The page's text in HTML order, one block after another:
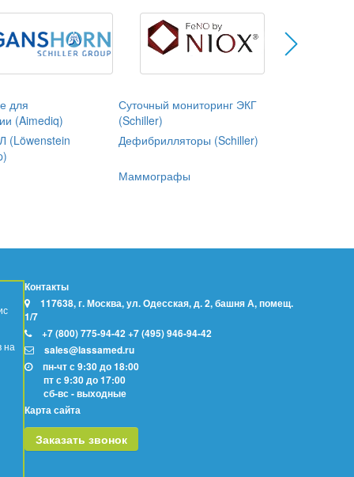
для
(Aimediq)
Суточный мониторинг ЭКГ
(Schiller)
(Löwenstein
Дефибрилляторы (Schiller)
Маммографы
на
Контакты
117638, г. Москва, ул. Одесская, д. 2, башня А, помещ.
1/7
+7 (800) 775-94-42+7 (495) 946-94-42
sales@lassamed.ru
пн-чт с 9:30 до 18:00
пт с 9:30 до 17:00
сб-вс - выходные
Карта сайта
Заказать звонок